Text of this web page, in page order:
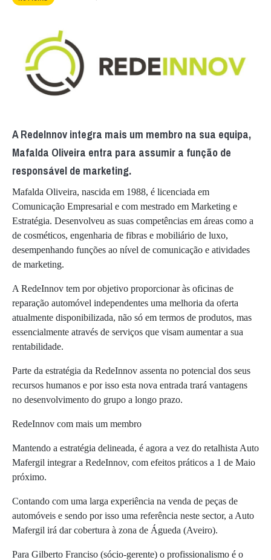
A RedeInnov integra mais um membro na sua equipa,
Mafalda Oliveira entra para assumir a função de
responsável de marketing.
Mafalda Oliveira, nascida em 1988, é licenciada em
Comunicação Empresarial e com mestrado em Marketing e
Estratégia. Desenvolveu as suas competências em áreas como a
de cosméticos, engenharia de fibras e mobiliário de luxo,
desempenhando funções ao nível de comunicação e atividades
de marketing.
A RedeInnov tem por objetivo proporcionar às oficinas de
reparação automóvel independentes uma melhoria da oferta
atualmente disponibilizada, não só em termos de produtos, mas
essencialmente através de serviços que visam aumentar a sua
rentabilidade.
Parte da estratégia da RedeInnov assenta no potencial dos seus
recursos humanos e por isso esta nova entrada trará vantagens
no desenvolvimento do grupo a longo prazo.
RedeInnov com mais um membro
Mantendo a estratégia delineada, é agora a vez do retalhista Auto
Mafergil integrar a RedeInnov, com efeitos práticos a 1 de Maio
próximo.
Contando com uma larga experiência na venda de peças de
automóveis e sendo por isso uma referência neste sector, a Auto
Mafergil irá dar cobertura à zona de Águeda (Aveiro).
Para Gilberto Franciso (sócio-gerente) o profissionalismo é o